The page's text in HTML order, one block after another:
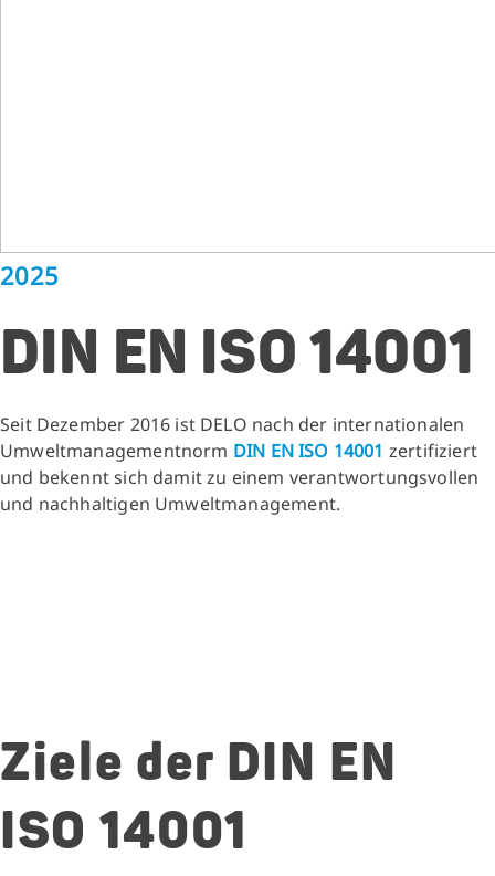
2025
DIN EN ISO 14001
Seit Dezember 2016 ist DELO nach der internationalen
Umweltmanagementnorm DIN EN ISO 14001 zertifiziert
und bekennt sich damit zu einem verantwortungsvollen
und nachhaltigen Umweltmanagement.
Ziele der DIN EN
ISO 14001